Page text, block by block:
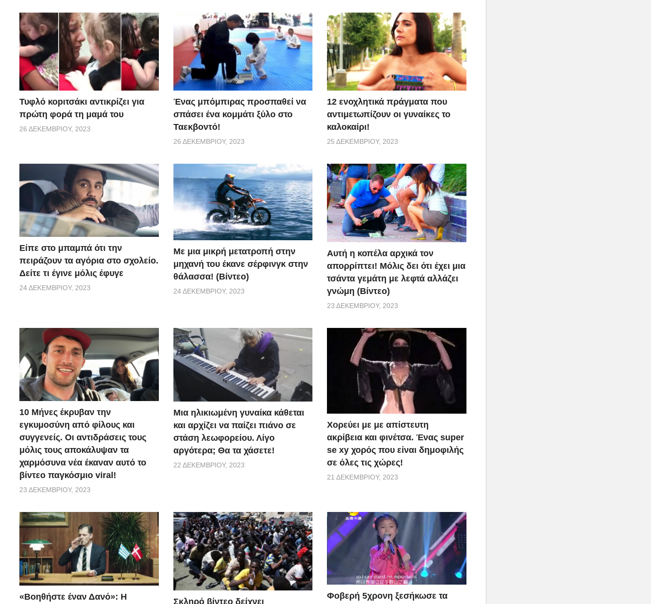
Τυφλό κοpιτσάκι αντικρίζει για
πρώτη φορά τη μαμά του
26 ΔΕΚΕΜΒΡΊΟΥ, 2023
Ένας μπόμπιρας προσπαθεί να
σπάσει ένα κομμάτι ξύλο στο
Ταεκβοντό!
26 ΔΕΚΕΜΒΡΊΟΥ, 2023
12 ενοχλητικά πράγματα που
αντιμετωπίζουν οι γυναίκες το
καλοκαίρι!
25 ΔΕΚΕΜΒΡΊΟΥ, 2023
Είπε στο μπαμπά ότι την
πειράζουν τα αγόρια στο σχολείο.
Δείτε τι έγινε μόλις έφυγε
24 ΔΕΚΕΜΒΡΊΟΥ, 2023
Με μια μικρή μετατροπή στην
μηχανή του έκανε σέρφινγκ στην
θάλασσα! (Βίντεο)
24 ΔΕΚΕΜΒΡΊΟΥ, 2023
Αυτή η κοπέλα αρχικά τον
απορρίπτει! Μόλις δει ότι έχει μια
τσάντα γεμάτη με λεφτά αλλάζει
γνώμη (Βίντεο)
23 ΔΕΚΕΜΒΡΊΟΥ, 2023
10 Μήνες έκρυβαν την
εγκυμοσύνη από φίλους και
συγγενείς. Οι αντιδράσεις τους
μόλις τους αποκάλυψαν τα
χαρμόσυνα νέα έκαναν αυτό το
βίντεο παγκόσμιο viral!
23 ΔΕΚΕΜΒΡΊΟΥ, 2023
Μια ηλικιωμένη γυναίκα κάθεται
και αρχίζει να παίζει πιάνο σε
στάση λεωφορείου. Λίγο
αργότερα; Θα τα χάσετε!
22 ΔΕΚΕΜΒΡΊΟΥ, 2023
Χορεύει με με απίστευτη
ακρίβεια και φινέτσα. Ένας super
se xy χορός που είναι δημοφιλής
σε όλες τις χώρες!
21 ΔΕΚΕΜΒΡΊΟΥ, 2023
«Βοηθήστε έναν Δανό»: H Σκληρό βίντεο δείχνει
Φοβερή 5χρονη ξεσήκωσε τα